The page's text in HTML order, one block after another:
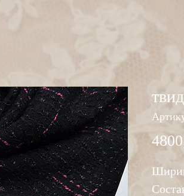
твид